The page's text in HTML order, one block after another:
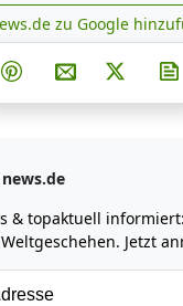
news.de
zu Google
Teilen auf Facebook
Teilen auf
Teilen auf Pinterest
Per E-Mail
Post
& topaktuell
Jetzt